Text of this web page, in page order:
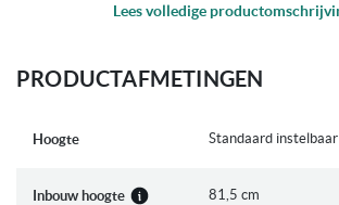
vaatwasser vanzelf na het geselecteerde
Belangrijkste kenmerken
Hoogte instelbaar van 81,5 - 87,5
Lees volledige
PRODUCTAFMETINGEN
Hoogte Standaard
Inbouw hoogte 81,5 cm